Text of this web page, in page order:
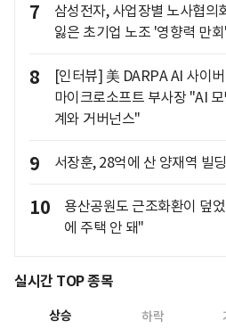
7
삼성전자, 사업장별 노사협의
잃은 초기업 노조 '영향력 만
8
[인터뷰] 美 DARPA AI 사이
마이크로소프트 부사장 "AI
계와 거버넌스"
9 서장훈, 28억에 산 양재역 빌
10
용산공원도 근조화환이 덮
에 주택 안 돼"
실시간 TOP 종목
상승 하락